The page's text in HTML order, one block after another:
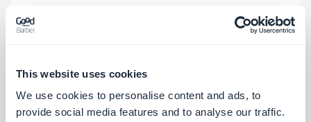
This website uses cookies
We use cookies to personalise content and ads, to
provide social media features and to analyse our traffic.
de code à copier-coller et une IA qui livre une
section vivante dans une vraie app — et cela
s'inscrit dans l'ensemble desfonctionnalités d'IA